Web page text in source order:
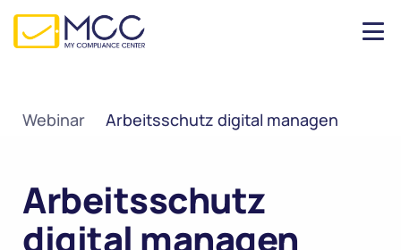
Webinar Arbeitsschutz digital managen
Arbeitsschutz
digital managen